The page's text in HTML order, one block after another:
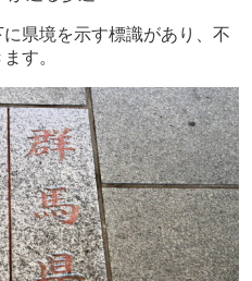
県境を示す標識があり、不
す。